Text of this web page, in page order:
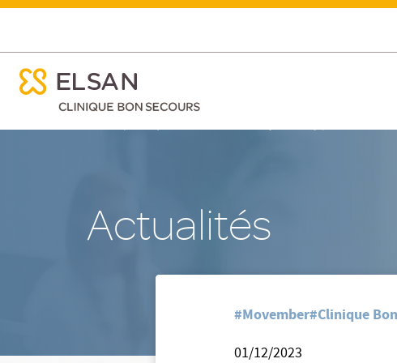
au
MOVEMBER
menu mobile
menu mobile
Actualités
Accueil/Clinique Bon Secours - Le Puy-en-Velay/Nos
#Movember#Clinique
01/12/2023